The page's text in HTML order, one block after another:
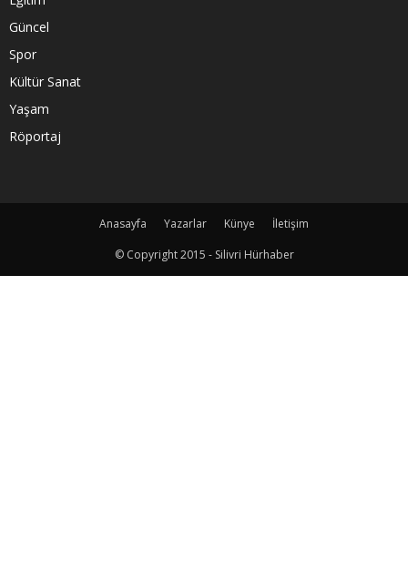
Güncel
Spor
Kültür Sanat
Yaşam
Röportaj
Anasayfa Yazarlar Künye
İletişim
© Copyright 2015 - Silivri Hürhaber